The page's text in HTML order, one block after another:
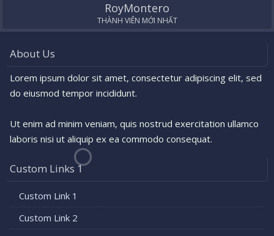
RoyMontero
THÀNH VIÊN MỚI NHẤT
About Us
Lorem ipsum dolor sit amet, consectetur adipiscing elit, sed
do eiusmod tempor incididunt.
Ut enim ad minim veniam, quis nostrud exercitation ullamco
laboris nisi ut aliquip ex ea commodo consequat.
Custom Links 1
Custom Link 1
Custom Link 2